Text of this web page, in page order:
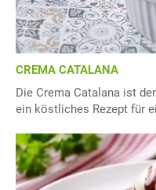
CREMA CATALANA
Die Crema Catalana ist
ein köstliches Rezept für